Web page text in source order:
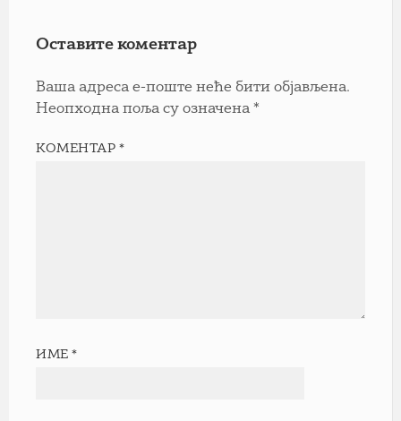
Оставите коментар
Ваша адреса е-поште неће бити објављена.
Неопходна поља су означена *
КОМЕНТАР*
ИМЕ*